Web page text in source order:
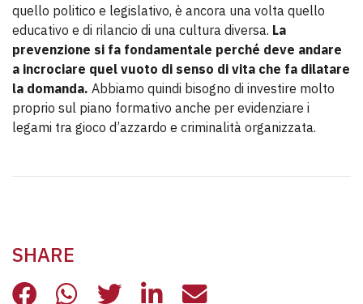
quello politico e legislativo, è ancora una volta quello
educativo e di rilancio di una cultura diversa. La
prevenzione si fa fondamentale perché deve andare
a incrociare quel vuoto di senso di vita che fa dilatare
la domanda. Abbiamo quindi bisogno di investire molto
proprio sul piano formativo anche per evidenziare i
legami tra gioco d’azzardo e criminalità organizzata.
SHARE
CULTURA E FORMAZIONE CONTRO
CULTURA E FORMAZIONE
CULTURA E FORMAZIONE
CULTURA E
CULTURA E